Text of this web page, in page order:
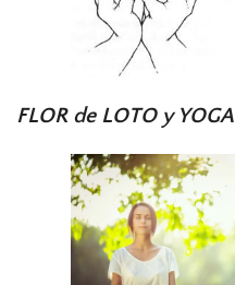
FLOR de LOTO y YOGA